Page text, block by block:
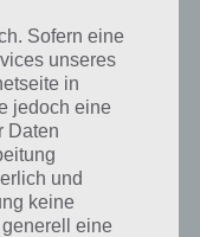
Sofern eine
unseres
in
jedoch eine
Daten
und
keine
eine